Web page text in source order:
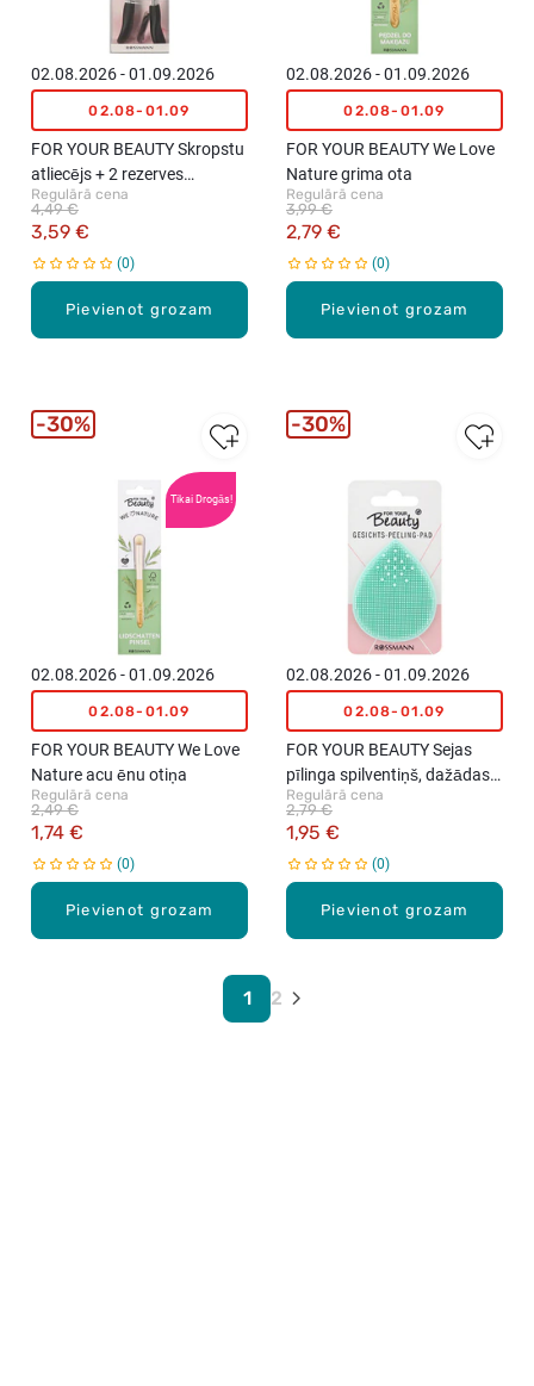
Pievienot grozam
02.08.2026 - 01.09.2026
02.08-01.09
FOR YOUR BEAUTY Skropstu
atliecējs + 2 rezerves
gumijas, 1gab.
Regulārā cena
3,59 €
4,49 €
0
Pievienot grozam
02.08.2026 - 01.09.2026
02.08-01.09
FOR YOUR BEAUTY We Love
Nature grima ota
Regulārā cena
2,79 €
3,99 €
0
Tikai Drogās!
Pievienot grozam
02.08.2026 - 01.09.2026
02.08-01.09
FOR YOUR BEAUTY We Love
Nature acu ēnu otiņa
Regulārā cena
1,74 €
2,49 €
0
30%
Pievienot grozam
02.08.2026 - 01.09.2026
02.08-01.09
FOR YOUR BEAUTY Sejas
pīlinga spilventiņš, dažādas
krāsas, 1gab.
Regulārā cena
1,95 €
2,79 €
0
30%
1 2